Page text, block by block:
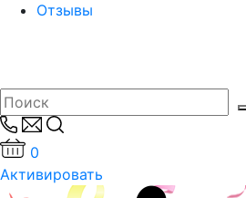
Отзывы
0
Активировать